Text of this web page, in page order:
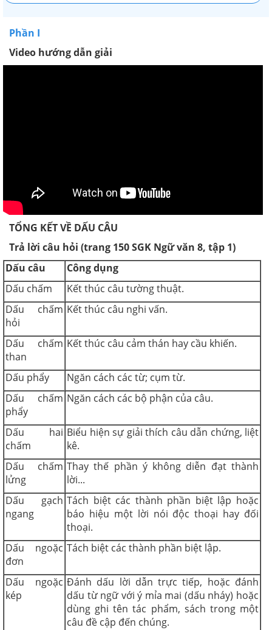
Phần I
Video hướng dẫn giải
TỔNG KẾT VỀ DẤU CÂU
Trả lời câu hỏi (trang 150 SGK Ngữ văn 8, tập 1)
Dấu câu
Công dụng
Dấu chấm
Kết thúc câu tường thuật.
Dấu chấm
hỏi
Kết thúc câu nghi vấn.
Dấu chấm
than
Kết thúc câu cảm thán hay cầu khiến.
Dấu phẩy
Ngăn cách các từ; cụm từ.
Dấu chấm
phẩy
Ngăn cách các bộ phận của câu.
Dấu hai
chấm
Biểu hiện sự giải thích câu dẫn chứng, liệt
kê.
Dấu chấm
lửng
Thay thế phần ý không diễn đạt thành
lời...
Dấu gạch
ngang
Tách biệt các thành phần biệt lập hoặc
báo hiệu một lời nói độc thoại hay đối
thoại.
Dấu ngoặc
đơn
Tách biệt các thành phần biệt lập.
Dấu ngoặc
kép
Đánh dấu lời dẫn trực tiếp, hoặc đánh
dấu từ ngữ với ý mỉa mai (dấu nháy) hoặc
dùng ghi tên tác phẩm, sách trong một
câu đề cập đến chúng.